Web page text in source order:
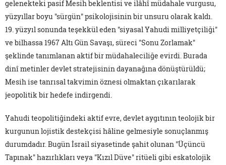
gelenekteki pasif Mesih beklentisi ve ilâhî müdahale vurgusu,
yüzyıllar boyu "sürgün" psikolojisinin bir unsuru olarak kaldı.
19. yüzyıl sonunda teşekkül eden "siyasal Yahudi milliyetçiliği"
ve bilhassa 1967 Altı Gün Savaşı, süreci "Sonu Zorlamak"
şeklinde tanımlanan aktif bir müdahaleciliğe evirdi. Burada
dinî metinler devlet stratejisinin dayanağına dönüştürüldü;
Mesih ise tanrısal takvimin öznesi olmaktan çıkarılarak
jeopolitik bir hedefe indirgendi.
Yahudi teopolitiğindeki aktif evre, devlet aygıtının teolojik bir
kurgunun lojistik destekçisi hâline gelmesiyle sonuçlanmış
durumdadır. Bugün İsrail siyasetinde şahit olunan "Üçüncü
Tapınak" hazırlıkları veya "Kızıl Düve" ritüeli gibi eskatolojik